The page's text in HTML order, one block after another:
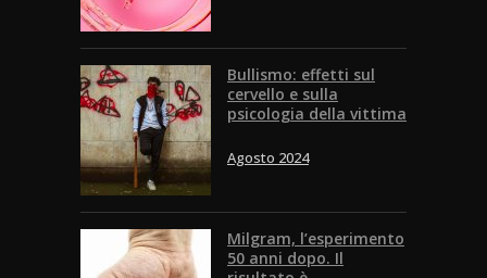
Bullismo: effetti sul
cervello e sulla
psicologia della vittima
Agosto 2024
Milgram, l’esperimento
50 anni dopo. Il